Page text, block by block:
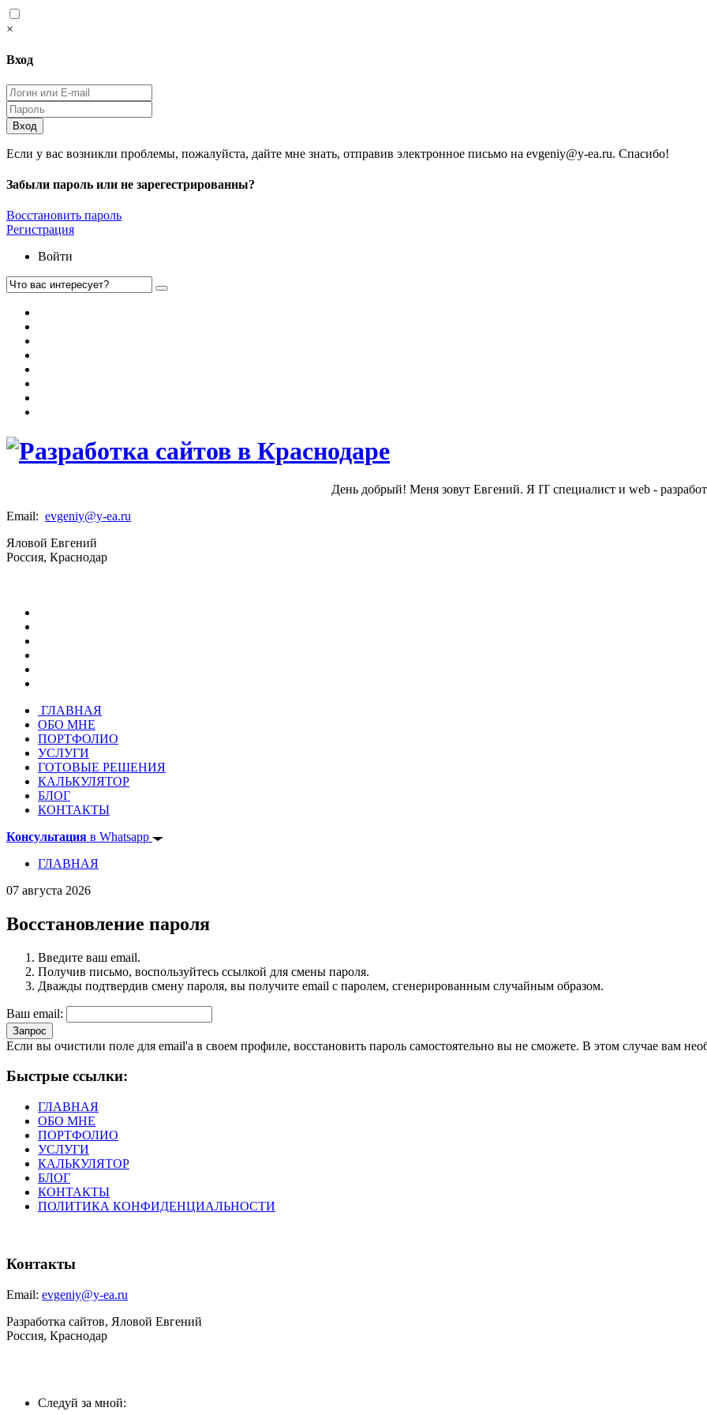
×
Вход
Вход
Если у вас возникли проблемы, пожалуйста, дайте мне знать, отправив электронное письмо на evgeniy@y-ea.ru. Спасибо!
Забыли пароль или не зарегестрированны?
Восстановить пароль
Регистрация
Войти
День добрый! Меня зовут Евгений. Я IT специалист и web -
Email: evgeniy@y-ea.ru
Яловой Евгений
Россия, Краснодар
ГЛАВНАЯ
ОБО МНЕ
ПОРТФОЛИО
УСЛУГИ
ГОТОВЫЕ РЕШЕНИЯ
КАЛЬКУЛЯТОР
БЛОГ
КОНТАКТЫ
Консультация в Whatsapp
ГЛАВНАЯ
07 августа 2026
Восстановление пароля
Введите ваш email.
Получив письмо, воспользуйтесь ссылкой для смены пароля.
Дважды подтвердив смену пароля, вы получите email с паролем, сгенерированным случайным образом.
Ваш email:
Если вы очистили поле для email'а в своем профиле, восстановить пароль самостоятельно вы не сможете. В этом случае вам
Быстрые ссылки:
ГЛАВНАЯ
ОБО МНЕ
ПОРТФОЛИО
УСЛУГИ
КАЛЬКУЛЯТОР
БЛОГ
КОНТАКТЫ
ПОЛИТИКА КОНФИДЕНЦИАЛЬНОСТИ
Контакты
Email: evgeniy@y-ea.ru
Разработка сайтов, Яловой Евгений
Россия, Краснодар
Следуй за мной: